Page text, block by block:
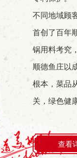
不同地域顾
首创了百年
锅用料考
顺德鱼庄以
根本，菜品
关，绿色健
查看